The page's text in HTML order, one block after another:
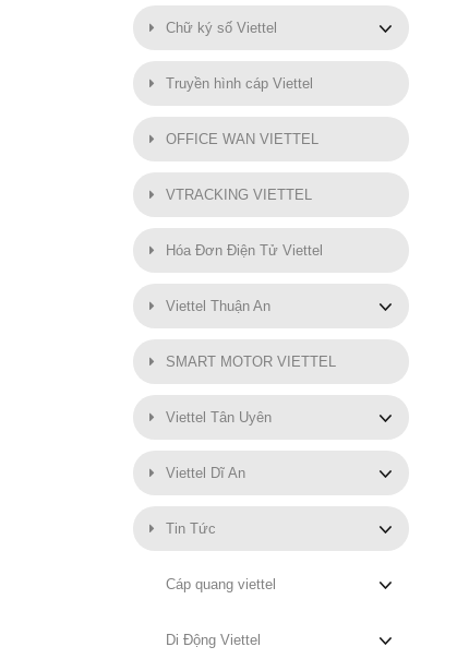
Chữ ký số Viettel
Truyền hình cáp Viettel
OFFICE WAN VIETTEL
VTRACKING VIETTEL
Hóa Đơn Điện Tử Viettel
Viettel Thuận An
SMART MOTOR VIETTEL
Viettel Tân Uyên
Viettel Dĩ An
Tin Tức
Cáp quang viettel
Di Động Viettel